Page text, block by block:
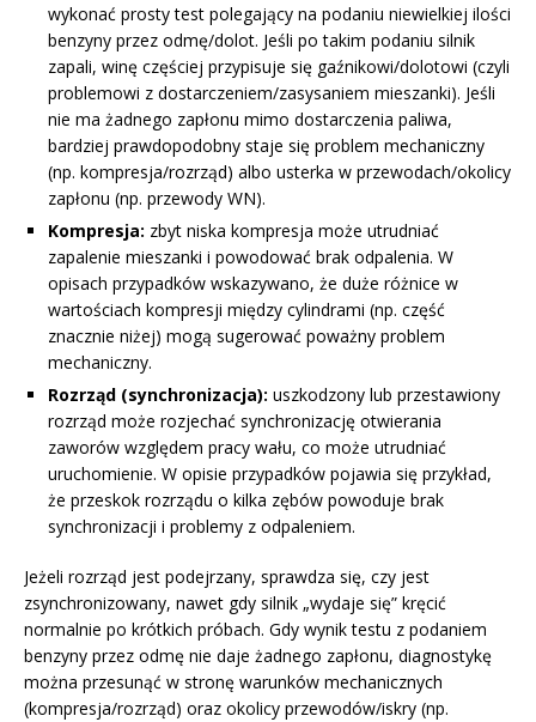
wykonać prosty test polegający na podaniu niewielkiej ilości
benzyny przez odmę/dolot. Jeśli po takim podaniu silnik
zapali, winę częściej przypisuje się gaźnikowi/dolotowi (czyli
problemowi z dostarczeniem/zasysaniem mieszanki). Jeśli
nie ma żadnego zapłonu mimo dostarczenia paliwa,
bardziej prawdopodobny staje się problem mechaniczny
(np. kompresja/rozrząd) albo usterka w przewodach/okolicy
zapłonu (np. przewody WN).
Kompresja: zbyt niska kompresja może utrudniać
zapalenie mieszanki i powodować brak odpalenia. W
opisach przypadków wskazywano, że duże różnice w
wartościach kompresji między cylindrami (np. część
znacznie niżej) mogą sugerować poważny problem
mechaniczny.
Rozrząd (synchronizacja): uszkodzony lub przestawiony
rozrząd może rozjechać synchronizację otwierania
zaworów względem pracy wału, co może utrudniać
uruchomienie. W opisie przypadków pojawia się przykład,
że przeskok rozrządu o kilka zębów powoduje brak
synchronizacji i problemy z odpaleniem.
Jeżeli rozrząd jest podejrzany, sprawdza się, czy jest
zsynchronizowany, nawet gdy silnik „wydaje się” kręcić
normalnie po krótkich próbach. Gdy wynik testu z podaniem
benzyny przez odmę nie daje żadnego zapłonu, diagnostykę
można przesunąć w stronę warunków mechanicznych
(kompresja/rozrząd) oraz okolicy przewodów/iskry (np.